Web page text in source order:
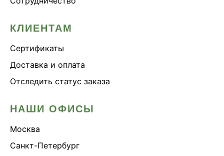
Онколинейка
Острое зрение
Память
Поддержка иммунитета
Пробиотики Психобиом
Продуктивность
КЛИЕНТАМ
Сертификаты
Доставка и оплата
Отследить статус заказа
НАШИ ОФИСЫ
Москва
Санкт-Петербург